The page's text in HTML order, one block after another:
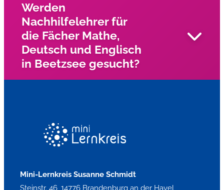
Werden
Nachhilfelehrer für
die Fächer Mathe,
Deutsch und Englisch
in Beetzsee gesucht?
nach engagierten Nachhilfelehrern für die Fächer Mathe,
Deutsch, und Englisch?
Mini-Lernkreis Susanne Schmidt
Steinstr. 46, 14776 Brandenburg an der Havel